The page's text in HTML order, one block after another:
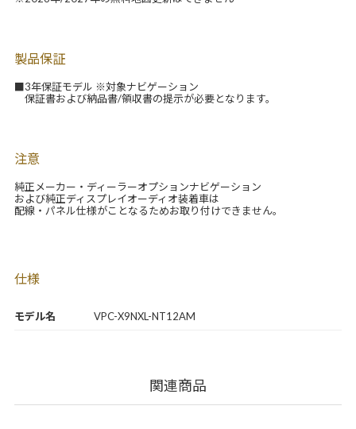
モデル名 VPC-X9NXL-NT12AM
製品保証
■3年保証モデル ※対象ナビゲーション
保証書および納品書/領収書の提示が必要となります。
注意
純正メーカー・ディーラーオプションナビゲーション
および純正ディスプレイオーディオ装着車は
配線・パネル仕様がことなるためお取り付けできません。
仕様
関連商品